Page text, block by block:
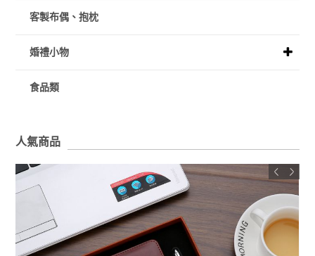
客製布偶、抱枕
婚禮小物
食品類
人氣商品